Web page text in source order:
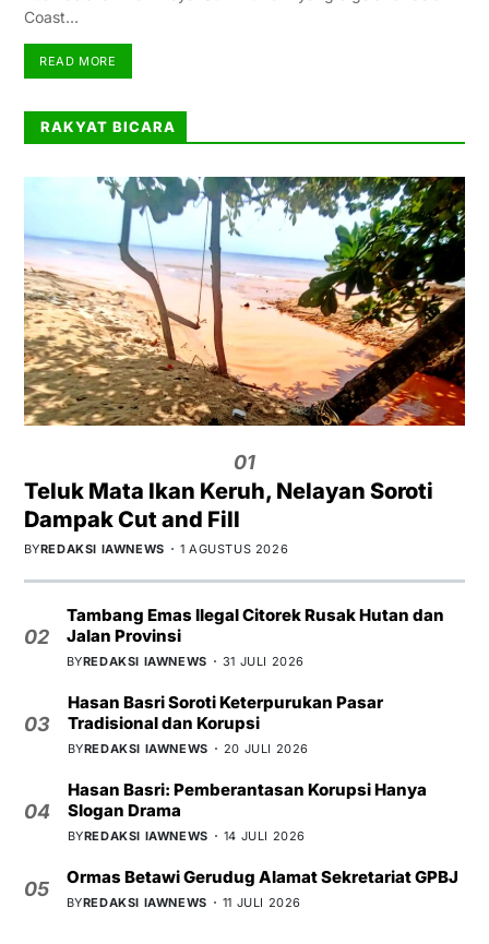
Coast…
READ MORE
RAKYAT BICARA
01
Teluk Mata Ikan Keruh, Nelayan Soroti
Dampak Cut and Fill
BYREDAKSI IAWNEWS 1 AGUSTUS 2026
02
Tambang Emas Ilegal Citorek Rusak Hutan dan
Jalan Provinsi
BYREDAKSI IAWNEWS 31 JULI 2026
03
Hasan Basri Soroti Keterpurukan Pasar
Tradisional dan Korupsi
BYREDAKSI IAWNEWS 20 JULI 2026
04
Hasan Basri: Pemberantasan Korupsi Hanya
Slogan Drama
BYREDAKSI IAWNEWS 14 JULI 2026
05
Ormas Betawi Gerudug Alamat Sekretariat GPBJ
BYREDAKSI IAWNEWS 11 JULI 2026